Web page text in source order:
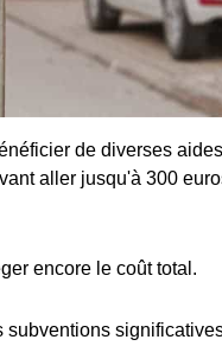
de diverses
aller jusqu'à 300
encore le coût total.